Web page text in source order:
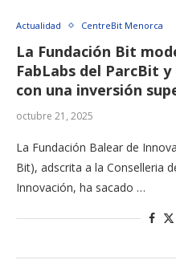
Actualidad CentreBit Menorca
La Fundación Bit
FabLabs del ParcBit
con una inversión
octubre 21, 2025
La Fundación Balear de
Bit), adscrita a la Conselleria
Innovación, ha sacado …